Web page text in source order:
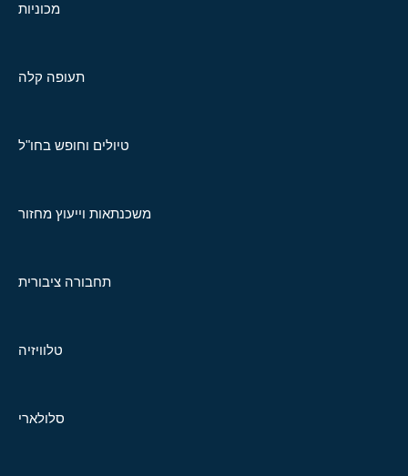
מכוניות
תעופה קלה
טיולים וחופש בחו"ל
משכנתאות וייעוץ מחזור
תחבורה ציבורית
טלוויזיה
סלולארי